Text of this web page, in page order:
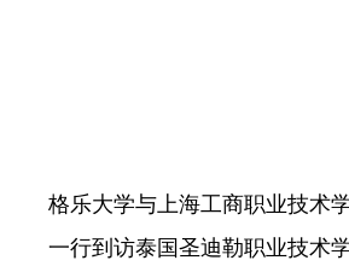
格乐大学与上海工商职业技术
一行到访泰国圣迪勒职业技术